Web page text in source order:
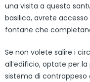
una visita a questo
basilica, avrete
fontane che
Se non volete salire i
all’edificio, optate per
sistema di contrappeso